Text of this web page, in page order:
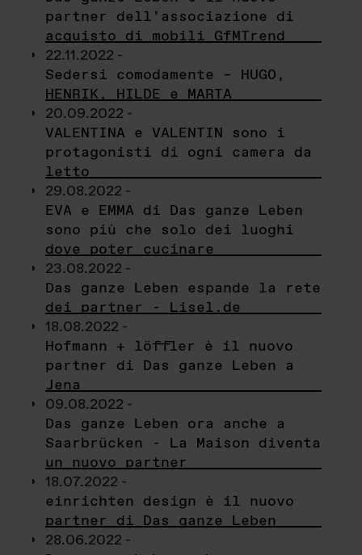
partner dell’associazione di
acquisto di mobili GfMTrend
22.11.2022 -
Sedersi comodamente – HUGO,
HENRIK, HILDE e MARTA
20.09.2022 -
VALENTINA e VALENTIN sono i
protagonisti di ogni camera da
letto
29.08.2022 -
EVA e EMMA di Das ganze Leben
sono più che solo dei luoghi
dove poter cucinare
23.08.2022 -
Das ganze Leben espande la rete
dei partner - Lisel.de
18.08.2022 -
Hofmann + löffler è il nuovo
partner di Das ganze Leben a
Jena
09.08.2022 -
Das ganze Leben ora anche a
Saarbrücken - La Maison diventa
un nuovo partner
18.07.2022 -
einrichten design è il nuovo
partner di Das ganze Leben
28.06.2022 -